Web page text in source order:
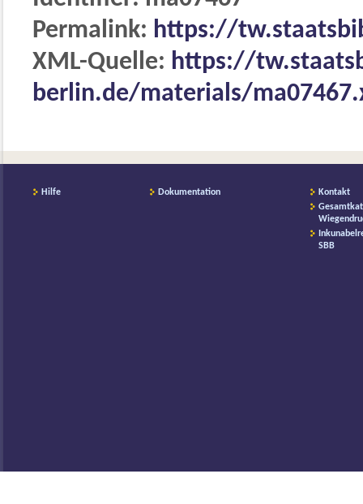
Permalink: https://
XML-Quelle: https://
berlin.de/materials/
Hilfe Dokumentation
Kontakt
SBB